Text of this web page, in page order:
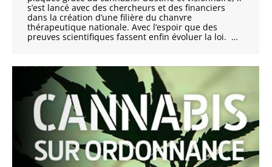
s’est lancé avec des chercheurs et des financiers
dans la création d’une filière du chanvre
thérapeutique nationale. Avec l’espoir que des
preuves scientifiques fassent enfin évoluer la loi. …